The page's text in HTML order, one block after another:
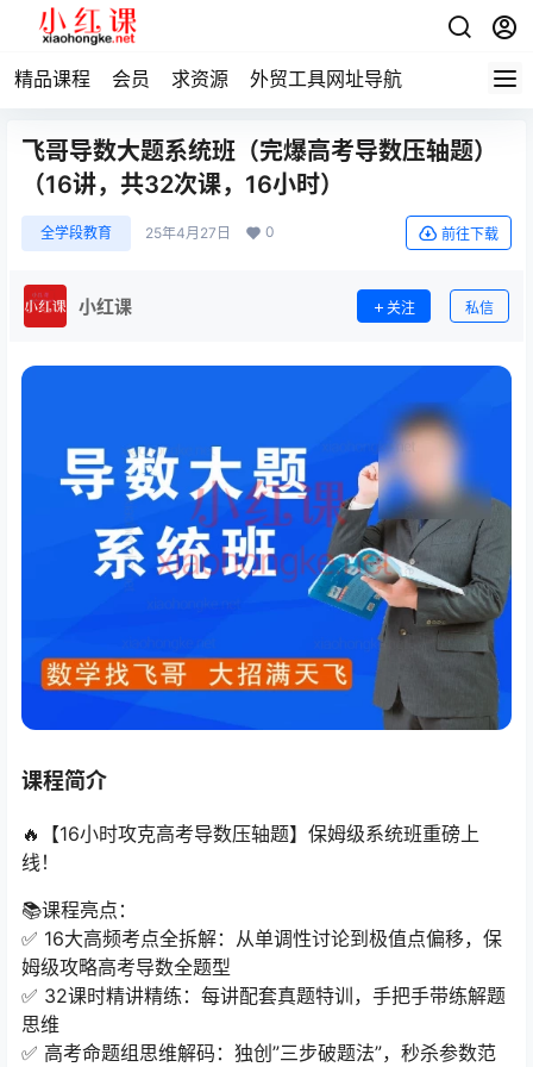
精品课程 会员 求资源 外贸工具网址导航
飞哥导数大题系统班（完爆高考导数压轴题）
（16讲，共32次课，16小时）
全学段教育 25年4月27日 0 前往下载
小红课 关注 私信
课程简介
🔥【16小时攻克高考导数压轴题】保姆级系统班重磅上
线！
📚课程亮点：
✅ 16大高频考点全拆解：从单调性讨论到极值点偏移，保
姆级攻略高考导数全题型
✅ 32课时精讲精练：每讲配套真题特训，手把手带练解题
思维
✅ 高考命题组思维解码：独创”三步破题法”，秒杀参数范